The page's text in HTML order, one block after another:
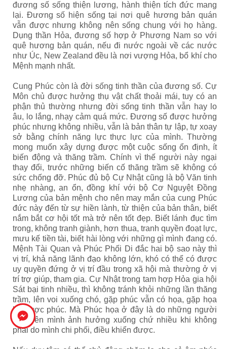
đương số sống thiện lương, hành thiện tích đức mang
lại. Đương số hiện sống tại nơi quê hương bản quán
vẫn được nhưng không nên sống chung với họ hàng.
Dụng thần Hỏa, đương số hợp ở Phương Nam so với
quê hương bản quán, nếu đi nước ngoài về các nước
như Úc, New Zealand đều là nơi vượng Hỏa, bổ khí cho
Mệnh mạnh nhất.
Cung Phúc còn là đời sống tinh thần của đương số. Cự
Môn chủ được hưởng thụ vật chất thoải mái, tuy có an
phận thủ thường nhưng đời sống tinh thần vẫn hay lo
âu, lo lắng, nhạy cảm quá mức. Đương số được hưởng
phúc nhưng không nhiều, vẫn là bản thân tự lập, tự xoay
sở bằng chính năng lực thực lực của mình. Thường
mong muốn xây dựng được một cuộc sống ổn định, ít
biến động và thăng trầm. Chính vì thế người này ngại
thay đổi, trước những biến cố thăng trầm sẽ không có
sức chống đỡ. Phúc đủ bộ Cự Nhật cũng là bộ Văn tinh
nhẹ nhàng, an ổn, đồng khí với bộ Cơ Nguyệt Đồng
Lương của bản mệnh cho nên may mắn của cung Phúc
đức này đến từ sự hiền lành, từ thiện của bản thân, biết
nắm bắt cơ hội tốt mà trở nên tốt đẹp. Biết lánh đục tìm
trong, không tranh giành, hơn thua, tranh quyền đoạt lực,
mưu kế tiền tài, biết hài lòng với những gì mình đang có.
Mệnh Tài Quan và Phúc Phối Di đắc hai bộ sao này thì
vị trí, khả năng lãnh đạo không lớn, khó có thể có được
uy quyền đứng ở vị trí đầu trong xã hội mà thường ở vị
trí trợ giúp, tham gia. Cự Nhật trong tam hợp Hỏa gia hội
Sát bại tinh nhiều, thì không tránh khỏi những lần thăng
trầm, lên voi xuống chó, gặp phúc vẫn có họa, gặp họa
lại được phúc. Mà Phúc họa ở đây là do những người
bên trên mình ảnh hưởng xuống chứ nhiều khi không
phải do mình chi phối, điều khiển được.